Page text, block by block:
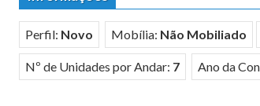
Perfil: Novo Mobília: Não Mobiliado
Nº de Unidades por Andar: 7 Ano da